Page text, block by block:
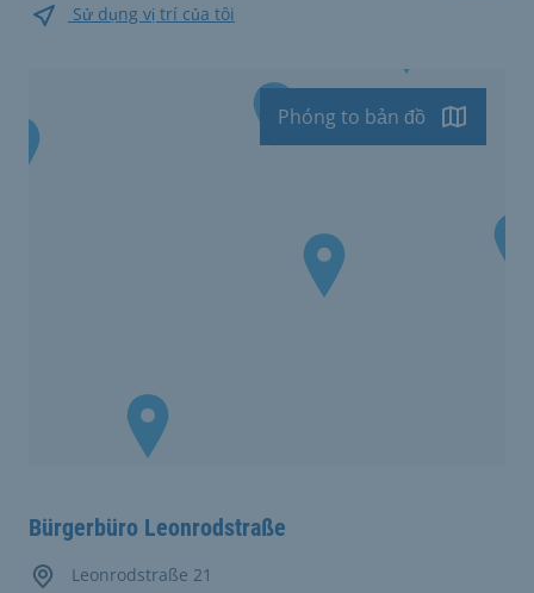
Sử dụng vị trí của tôi
Phóng to bản đồ
Bürgerbüro Leonrodstraße
Leonrodstraße 21